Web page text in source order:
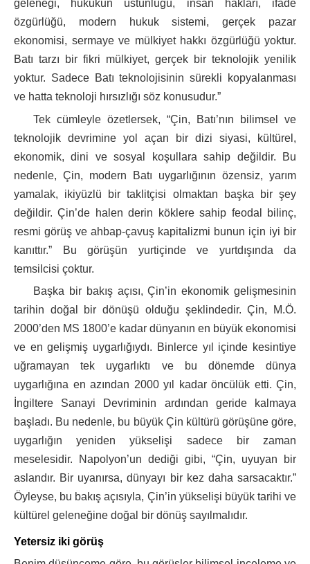
geleneği, hukukun üstünlüğü, insan hakları, ifade
özgürlüğü, modern hukuk sistemi, gerçek pazar
ekonomisi, sermaye ve mülkiyet hakkı özgürlüğü yoktur.
Batı tarzı bir fikri mülkiyet, gerçek bir teknolojik yenilik
yoktur. Sadece Batı teknolojisinin sürekli kopyalanması
ve hatta teknoloji hırsızlığı söz konusudur.”
Tek cümleyle özetlersek, “Çin, Batı’nın bilimsel ve
teknolojik devrimine yol açan bir dizi siyasi, kültürel,
ekonomik, dini ve sosyal koşullara sahip değildir. Bu
nedenle, Çin, modern Batı uygarlığının özensiz, yarım
yamalak, ikiyüzlü bir taklitçisi olmaktan başka bir şey
değildir. Çin’de halen derin köklere sahip feodal bilinç,
resmi görüş ve ahbap-çavuş kapitalizmi bunun için iyi bir
kanıttır.” Bu görüşün yurtiçinde ve yurtdışında da
temsilcisi çoktur.
Başka bir bakış açısı, Çin’in ekonomik gelişmesinin
tarihin doğal bir dönüşü olduğu şeklindedir. Çin, M.Ö.
2000’den MS 1800’e kadar dünyanın en büyük ekonomisi
ve en gelişmiş uygarlığıydı. Binlerce yıl içinde kesintiye
uğramayan tek uygarlıktı ve bu dönemde dünya
uygarlığına en azından 2000 yıl kadar öncülük etti. Çin,
İngiltere Sanayi Devriminin ardından geride kalmaya
başladı. Bu nedenle, bu büyük Çin kültürü görüşüne göre,
uygarlığın yeniden yükselişi sadece bir zaman
meselesidir. Napolyon’un dediği gibi, “Çin, uyuyan bir
aslandır. Bir uyanırsa, dünyayı bir kez daha sarsacaktır.”
Öyleyse, bu bakış açısıyla, Çin’in yükselişi büyük tarihi ve
kültürel geleneğine doğal bir dönüş sayılmalıdır.
Yetersiz iki görüş